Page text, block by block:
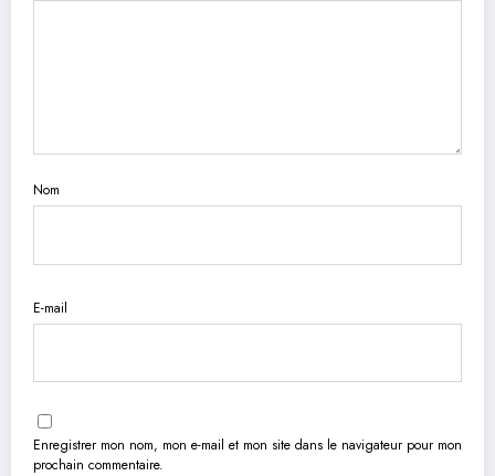
Nom
E-mail
Enregistrer mon nom, mon e-mail et mon site dans le navigateur pour mon
prochain commentaire.